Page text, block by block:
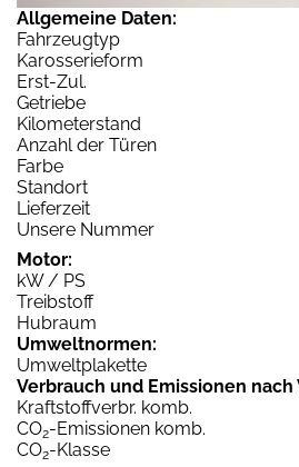
Allgemeine Daten:
Fahrzeugtyp
Karosserieform
Erst-Zul.
Getriebe
Kilometerstand
Anzahl der Türen
Farbe
Standort
Lieferzeit
Unsere Nummer
Motor:
kW / PS
Treibstoff
Hubraum
Umweltnormen:
Umweltplakette
Verbrauch und Emissionen nach
Kraftstoffverbr. komb.
CO2-Emissionen komb.
CO2-Klasse